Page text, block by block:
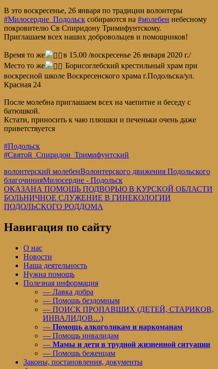
В это воскресенье, 26 января по традиции волонтеры
#Милосердие_Подольск собираются на #молебен небесному
покровителю Св Спиридону Тримифунтскому.
Приглашаем всех наших добровольцев и помощников!
Время то же
в 15.00 /воскресенье 26 января 2020 г./
Место то же
Борисоглебский крестильный храм при
воскресной школе Воскресенского храма г.Подольска/ул.
Красная 24
После молебна приглашаем всех на чаепитие и беседу с
батюшкой.
Кстати, приносить к чаю плюшки и печеньки очень даже
приветствуется
#Подольск
#Святой_Спиридон_Тримифунтский
волонтерский молебенВолонтерского движения Подольского
благочинияМилосердие - Подольск
Навигация
по
Предыдущая
запись:
ОКАЗАНА ПОМОЩЬ ПОДВОРЬЮ В КУРСКОЙ ОБЛАСТИ
Следующая
запись:
БОЛЬНИЧНОЕ СЛУЖЕНИЕ В ГИНЕКОЛОГИИ
ПОДОЛЬСКОГО РОДДОМА
Навигация по сайту
О нас
Новости
Наша деятельность
Нужна помощь
Полезная информация
— Лавка добра
— Помощь бездомным
— ПОИСК ПРОПАВШИХ (ДЕТЕЙ, СТАРИКОВ,
ИНВАЛИДОВ…)
— Помощь алкоголикам и наркоманам
— Помощь инвалидам
— Мамы и дети в трудной жизненной ситуации
— Помощь беженцам
Законы, постановления, документы